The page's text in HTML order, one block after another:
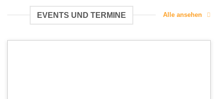
EVENTS UND TERMINE Alle ansehen